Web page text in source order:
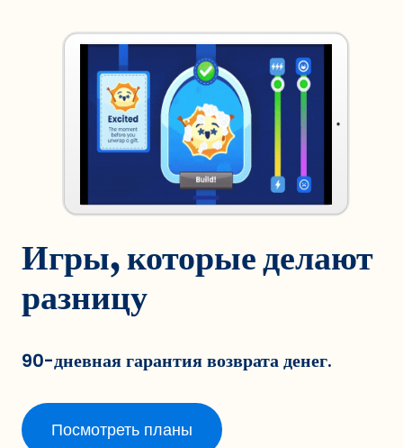
Игры, которые делают
разницу
90-дневная гарантия возврата денег.
Посмотреть планы